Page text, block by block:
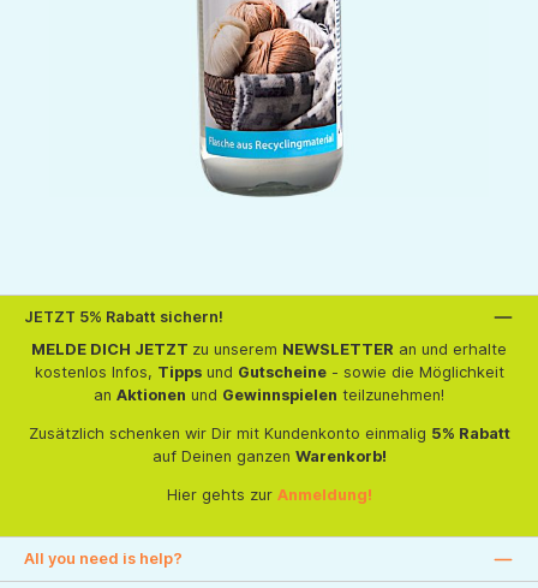
JETZT 5% Rabatt sichern!
MELDE DICH JETZT zu unserem NEWSLETTER an und erhalte
kostenlos Infos, Tippsund Gutscheine- sowie die Möglichkeit
an Aktionen und Gewinnspielen teilzunehmen!
Zusätzlich schenken wir Dir mit Kundenkonto einmalig 5% Rabatt
auf Deinen ganzen Warenkorb!
Hier gehts zur Anmeldung!
All you need is help?